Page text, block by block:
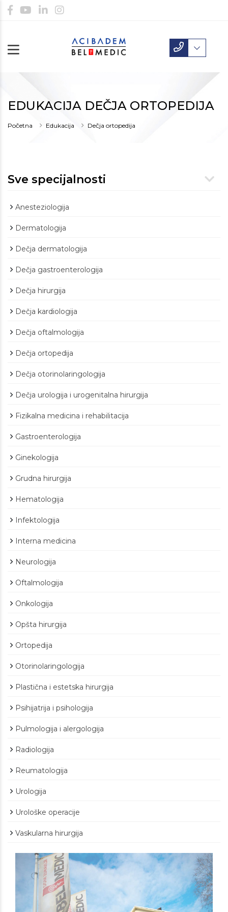
EDUKACIJA DEČJA ORTOPEDIJA
Početna Edukacija Dečja ortopedija
Sve specijalnosti
Anesteziologija
Dermatologija
Dečja dermatologija
Dečja gastroenterologija
Dečja hirurgija
Dečja kardiologija
Dečja oftalmologija
Dečja ortopedija
Dečja otorinolaringologija
Dečja urologija i urogenitalna hirurgija
Fizikalna medicina i rehabilitacija
Gastroenterologija
Ginekologija
Grudna hirurgija
Hematologija
Infektologija
Interna medicina
Neurologija
Oftalmologija
Onkologija
Opšta hirurgija
Ortopedija
Otorinolaringologija
Plastična i estetska hirurgija
Psihijatrija i psihologija
Pulmologija i alergologija
Radiologija
Reumatologija
Urologija
Urološke operacije
Vaskularna hirurgija